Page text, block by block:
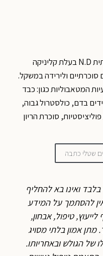
טלי חקק נטורופתית N.D בעלת קליניקה
ולירידה במשקל.
המטאבוליות כגון: כבד
בדם, כולסטרול גבוה,
סוכרת הריון
שטלי כתבה
ואינו בא להחליף
להסתמך על המידע
טיפול, אבחון,
אמון בלתי מסויג
של הגולש ובאחריותו.